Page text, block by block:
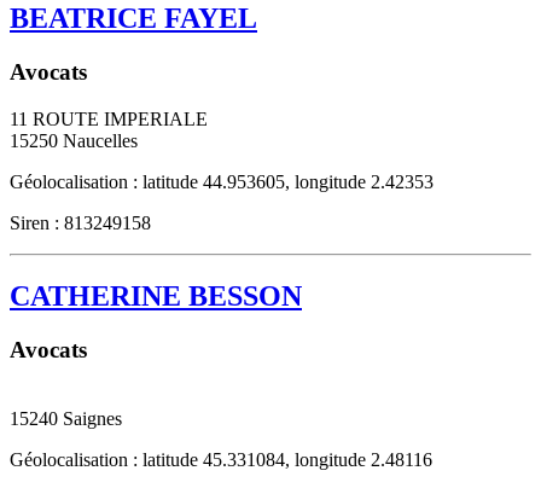
BEATRICE FAYEL
Avocats
11 ROUTE IMPERIALE
15250 Naucelles
Géolocalisation : latitude 44.953605, longitude 2.42353
Siren : 813249158
CATHERINE BESSON
Avocats
15240 Saignes
Géolocalisation : latitude 45.331084, longitude 2.48116